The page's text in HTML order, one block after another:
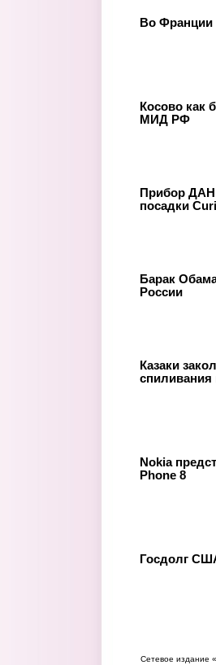
Во Франции
Косово как
МИД РФ
Прибор ДАН
посадки
Барак
России
Казаки
спиливания
Nokia
Phone 8
Госдолг
Сетевое издание